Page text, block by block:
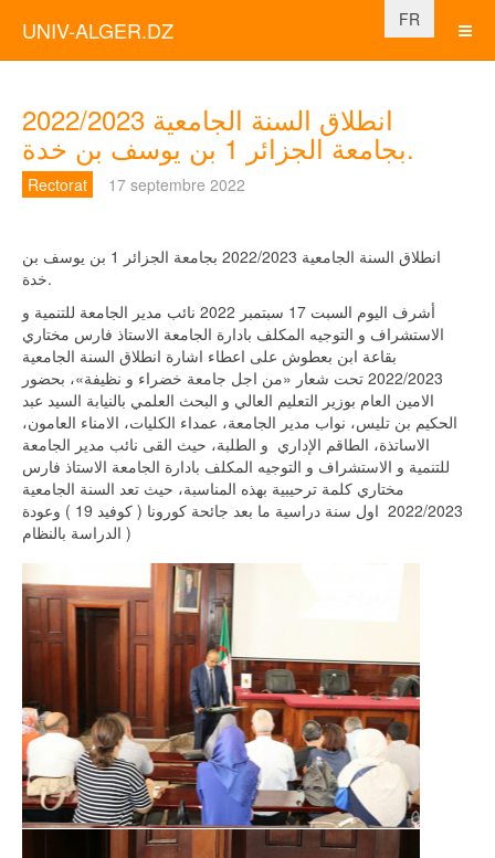
UNIV-ALGER.DZ
Sélectionnez
FR
انطلاق السنة الجامعية 2022/2023
بجامعة الجزائر 1 بن يوسف بن خدة.
Rectorat 17 septembre 2022
انطلاق السنة الجامعية 2022/2023 بجامعة الجزائر 1 بن يوسف بن
خدة.
أشرف اليوم السبت 17 سبتمبر 2022 نائب مدير الجامعة للتنمية و
الاستشراف و التوجيه المكلف بادارة الجامعة الاستاذ فارس مختاري
بقاعة ابن بعطوش على اعطاء اشارة انطلاق السنة الجامعية
2022/2023 تحت شعار «من اجل جامعة خضراء و نظيفة»، بحضور
الامين العام بوزير التعليم العالي و البحث العلمي بالنيابة السيد عبد
الحكيم بن تليس، نواب مدير الجامعة، عمداء الكليات، الامناء العامون،
الاساتذة، الطاقم الإداري و الطلبة، حيث القى نائب مدير الجامعة
للتنمية و الاستشراف و التوجيه المكلف بادارة الجامعة الاستاذ فارس
مختاري كلمة ترحيبية بهذه المناسبة، حيث تعد السنة الجامعية
2022/2023 اول سنة دراسية ما بعد جائحة كورونا ( كوفيد 19 ) وعودة
الدراسة بالنظام )